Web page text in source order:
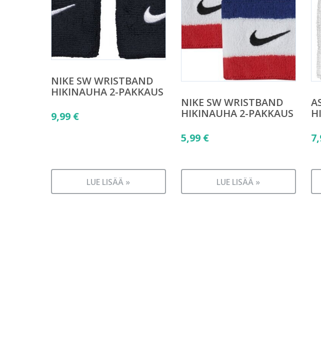
NIKE SW WRISTBAND
HIKINAUHA 2-PAKKAUS
9,99 €
LUE LISÄÄ »
NIKE SW WRISTBAND
HIKINAUHA 2-PAKKAUS
5,99 €
LUE LISÄÄ »